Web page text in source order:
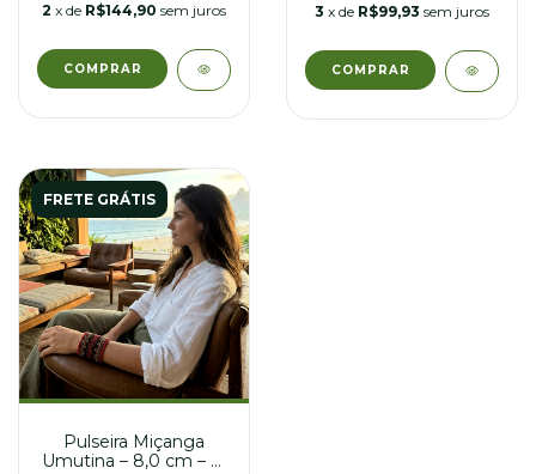
2 x de R$144,90 sem juros
3 x de R$99,93 sem juros
FRETE GRÁTIS
Pulseira Miçanga
Umutina – 8,0 cm – nº